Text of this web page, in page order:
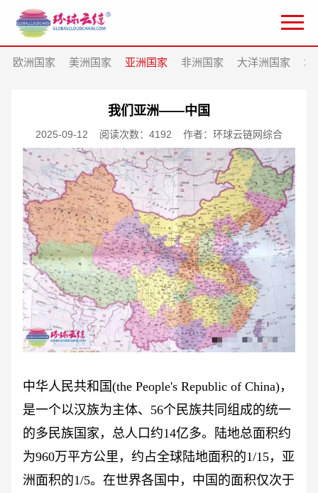
欧洲国家 美洲国家 亚洲国家 非洲国家 大洋洲国家 北
我们亚洲——中国
2025-09-12 阅读次数：4192 作者：环球云链网综合
中华人民共和国(the People's Republic of China)，
是一个以汉族为主体、56个民族共同组成的统一
的多民族国家，总人口约14亿多。陆地总面积约
为960万平方公里，约占全球陆地面积的1/15，亚
洲面积的1/5。在世界各国中，中国的面积仅次于